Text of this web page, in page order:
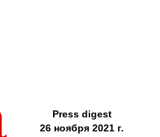
Press digest
26 ноября 2021 г.